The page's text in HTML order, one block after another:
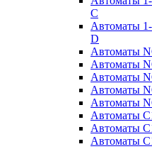
C
Автоматы
D
Автоматы
Автоматы
Автоматы
Автоматы
Автоматы
Автоматы
Автоматы
Автоматы